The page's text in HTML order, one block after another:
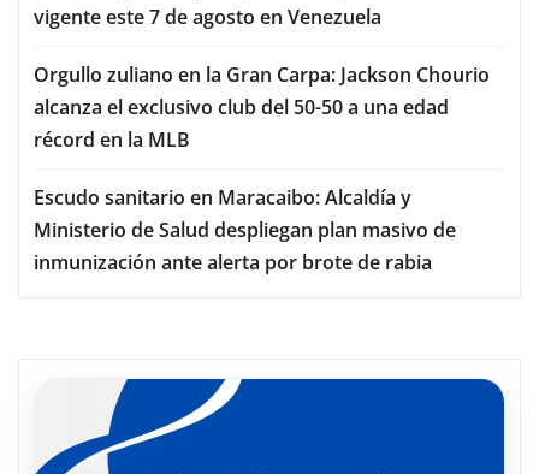
vigente este 7 de agosto en Venezuela
Orgullo zuliano en la Gran Carpa: Jackson Chourio
alcanza el exclusivo club del 50-50 a una edad
récord en la MLB
Escudo sanitario en Maracaibo: Alcaldía y
Ministerio de Salud despliegan plan masivo de
inmunización ante alerta por brote de rabia